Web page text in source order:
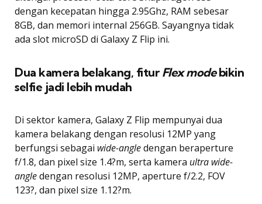
dengan kecepatan hingga 2.95Ghz, RAM sebesar
8GB, dan memori internal 256GB. Sayangnya tidak
ada slot microSD di Galaxy Z Flip ini.
Dua kamera belakang, fitur Flex modebikin
selfie jadi lebih mudah
Di sektor kamera, Galaxy Z Flip mempunyai dua
kamera belakang dengan resolusi 12MP yang
berfungsi sebagai wide-angledengan beraperture
f/1.8, dan pixel size 1.4?m, serta kamera ultra wide-
angledengan resolusi 12MP, aperture f/2.2, FOV
123?, dan pixel size 1.12?m.